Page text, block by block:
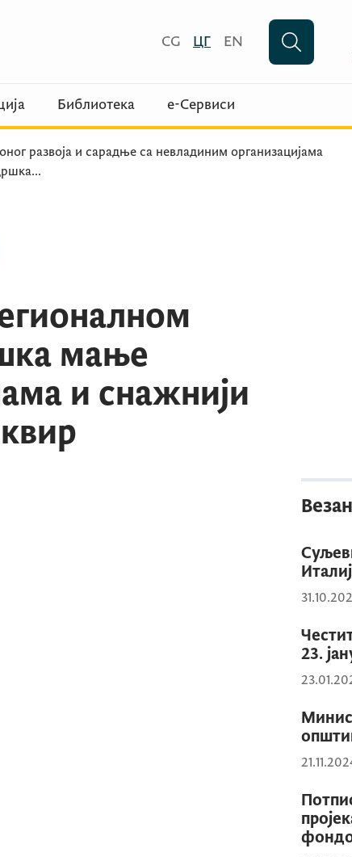
CG ЦГ EN
Библиотека е-Сервиси
развоја и сарадње са невладиним организацијама
...
мање
и снажнији
23.